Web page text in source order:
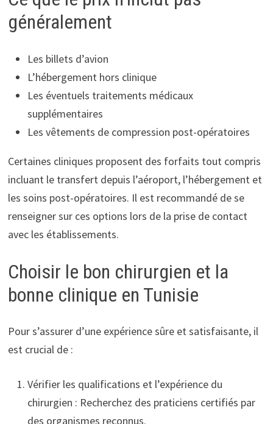
généralement
Les billets d’avion
L’hébergement hors clinique
Les éventuels traitements médicaux
supplémentaires
Les vêtements de compression post-opératoires
Certaines cliniques proposent des forfaits tout compris
incluant le transfert depuis l’aéroport, l’hébergement et
les soins post-opératoires. Il est recommandé de se
renseigner sur ces options lors de la prise de contact
avec les établissements.
Choisir le bon chirurgien et la
bonne clinique en Tunisie
Pour s’assurer d’une expérience sûre et satisfaisante, il
est crucial de :
Vérifier les qualifications et l’expérience du
chirurgien : Recherchez des praticiens certifiés par
des organismes reconnus.